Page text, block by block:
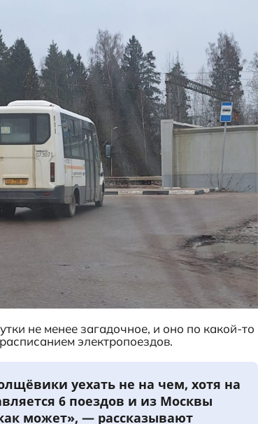
не менее загадочное, и оно по какой-то
электропоездов.
уехать не на чем, хотя на
6 поездов и из Москвы
может», — рассказывают